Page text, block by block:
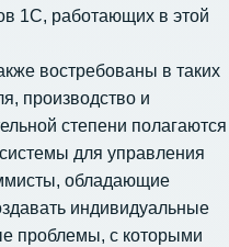
1С, работающих в этой
востребованы в таких
производство и
степени полагаются
для управления
обладающие
индивидуальные
проблемы, с которыми